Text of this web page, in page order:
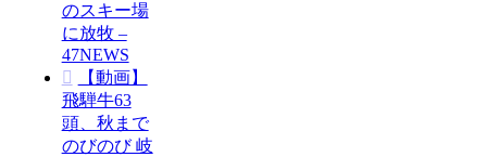
のスキー場
に放牧 –
47NEWS
【動画】
飛騨牛63
頭、秋まで
のびのび 岐